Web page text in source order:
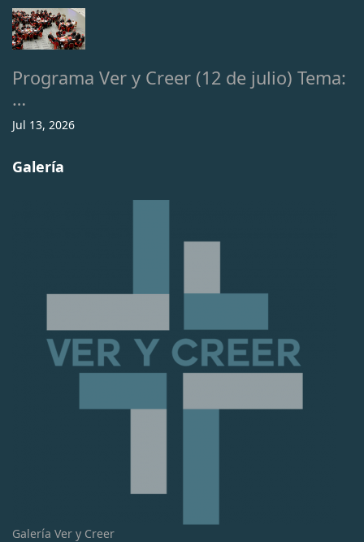
Programa Ver y Creer (12 de julio) Tema:
…
Jul 13, 2026
Galería
Galería Ver y Creer